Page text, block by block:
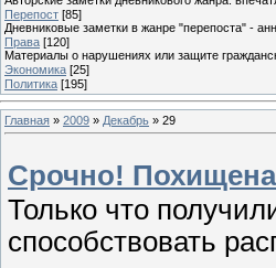
Перепост [85]
Дневниковые заметки в жанре "перепоста" -
Права [120]
Материалы о нарушениях или защите
Экономика [25]
Политика [195]
Главная » 2009 » Декабрь » 29
Срочно!
Только что
способствовать